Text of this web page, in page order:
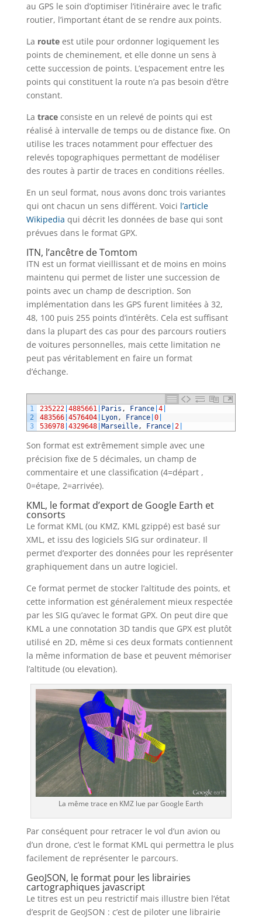
au GPS le soin d’optimiser l’itinéraire avec le trafic
routier, l’important étant de se rendre aux points.
La routeest utile pour ordonner logiquement les
points de cheminement, et elle donne un sens à
cette succession de points. L’espacement entre les
points qui constituent la route n’a pas besoin d’être
constant.
La traceconsiste en un relevé de points qui est
réalisé à intervalle de temps ou de distance fixe. On
utilise les traces notamment pour effectuer des
relevés topographiques permettant de modéliser
des routes à partir de traces en conditions réelles.
En un seul format, nous avons donc trois variantes
qui ont chacun un sens différent. Voici l’article
Wikipedia qui décrit les données de base qui sont
prévues dans le format GPX.
ITN, l’ancêtre de Tomtom
ITN est un format vieillissant et de moins en moins
maintenu qui permet de lister une succession de
points avec un champ de description. Son
implémentation dans les GPS furent limitées à 32,
48, 100 puis 255 points d’intérêts. Cela est suffisant
dans la plupart des cas pour des parcours routiers
de voitures personnelles, mais cette limitation ne
peut pas véritablement en faire un format
d’échange.
1
2
3
235222| 4885661| Paris , France| 4|
483566| 4576404| Lyon, France| 0|
536978| 4329648| Marseille, France| 2|
Son format est extrêmement simple avec une
précision fixe de 5 décimales, un champ de
commentaire et une classification (4=départ ,
0=étape, 2=arrivée).
KML, le format d’export de Google Earth et
consorts
Le format KML (ou KMZ, KML gzippé) est basé sur
XML, et issu des logiciels SIG sur ordinateur. Il
permet d’exporter des données pour les représenter
graphiquement dans un autre logiciel.
Ce format permet de stocker l’altitude des points, et
cette information est généralement mieux respectée
par les SIG qu’avec le format GPX. On peut dire que
KML a une connotation 3D tandis que GPX est plutôt
utilisé en 2D, même si ces deux formats contiennent
la même information de base et peuvent mémoriser
l’altitude (ou elevation).
La même trace en KMZ lue par Google Earth
Par conséquent pour retracer le vol d’un avion ou
d’un drone, c’est le format KML qui permettra le plus
facilement de représenter le parcours.
GeoJSON, le format pour les librairies
cartographiques javascript
Le titres est un peu restrictif mais illustre bien l’état
d’esprit de GeoJSON : c’est de piloter une librairie